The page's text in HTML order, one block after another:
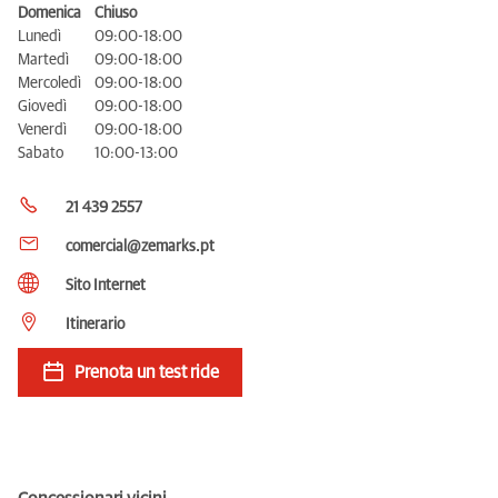
Domenica
Chiuso
Lunedì
09:00-18:00
Martedì
09:00-18:00
Mercoledì
09:00-18:00
Giovedì
09:00-18:00
Venerdì
09:00-18:00
Sabato
10:00-13:00
21 439 2557
comercial@zemarks.pt
Sito Internet
Itinerario
Prenota un test ride